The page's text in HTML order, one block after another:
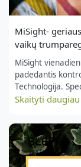
MiSight-
vaikų
MiSight
padedantis
Technologija.
metų vaikams
centre yra zona,
gydomosios
lėčiau. MiSight
Skaityti daugiau